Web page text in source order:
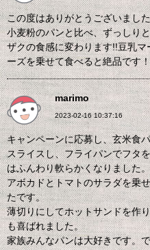
この度はありがとうございまし
小麦粉のパンと比べ、ずっしり
ザクの食感に変わります!!豆乳
ーズを乗せて食べると絶品です！
marimo
2023-02-16 10:37:16
キャンペーンに応募し、玄米食
スライスし、フライパンでフタ
はふんわり軟らかくなりました。
アボカドとトマトのサラダを乗
たです。
薄切りにしてホットサンドを作
も喜ばれました。
家族みんなパンは大好きです。